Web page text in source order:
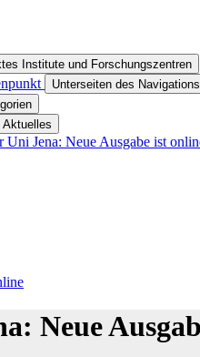
Institute und Forschungszentren
Unterseiten des
Jena: Neue Ausgabe ist
Neue